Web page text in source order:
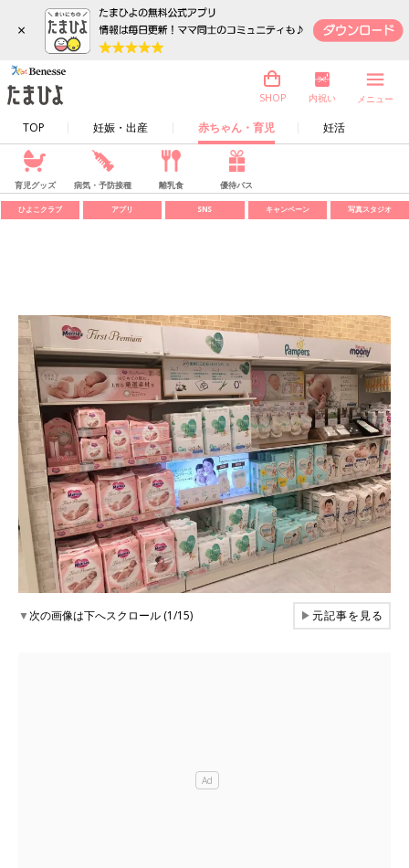
×
TOP 妊娠・出産 赤ちゃん・育児 妊活
SHOP 内祝い メニュー
育児グッズ 病気・予防接種 離乳食 優待パス
ひよこクラブ アプリ SNS キャンペーン 写真スタジオ
▼次の画像は下へスクロール (1/15) ▶元記事を見る